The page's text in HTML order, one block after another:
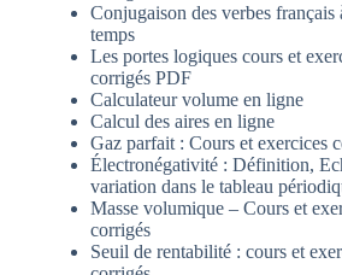
Conjugaison des verbes français
temps
Les portes logiques cours et
corrigés PDF
Calculateur volume en ligne
Calcul des aires en ligne
Gaz parfait : Cours et exercices
Électronégativité : Définition,
variation dans le tableau
Masse volumique – Cours et
corrigés
Seuil de rentabilité : cours et